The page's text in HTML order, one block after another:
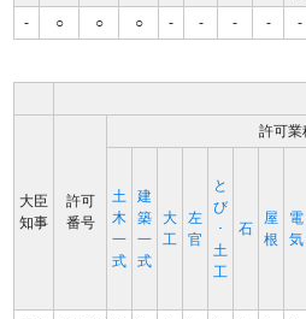
- ○ ○ ○ - - - - -
大臣
知事
許可
番号
許可業
土
木
一
式
建
築
一
式
大
工
左
官
と
び
･
土
工
石
屋
根
電
気